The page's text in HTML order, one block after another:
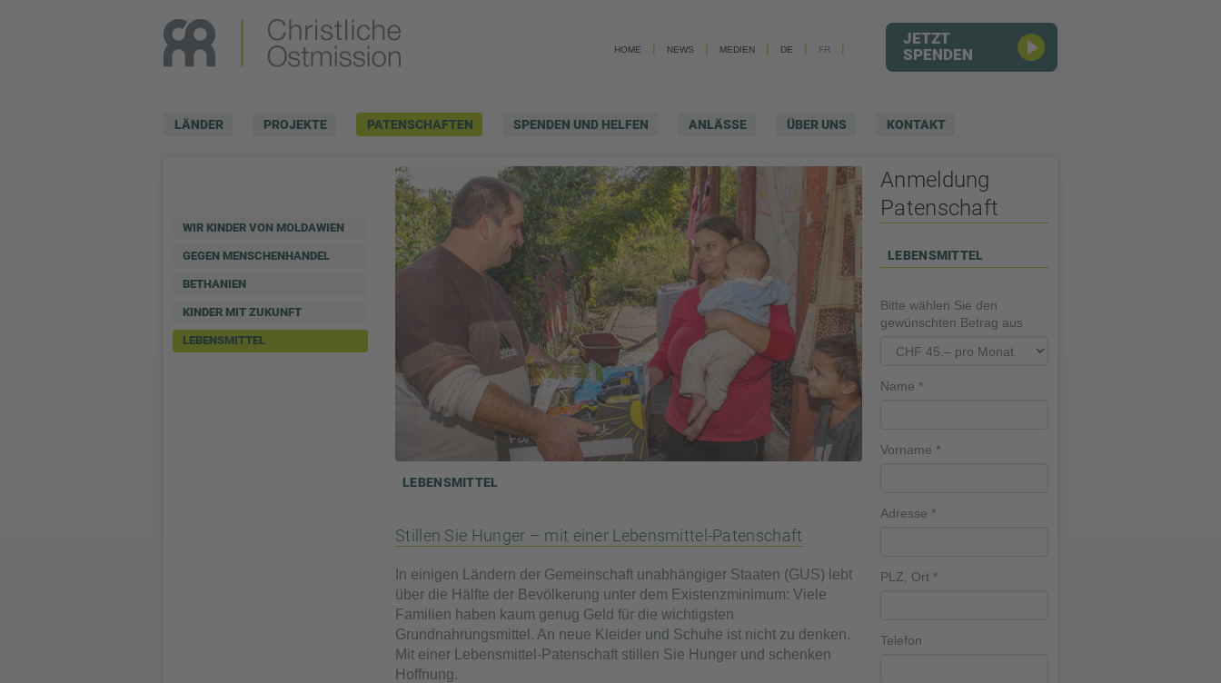
DE | FR |
HOME | NEWS | MEDIEN |
JETZT
SPENDEN
LÄNDER PROJEKTE PATENSCHAFTEN SPENDEN UND HELFEN ANLÄSSE ÜBER UNS KONTAKT
WIR KINDER VON MOLDAWIEN
GEGEN MENSCHENHANDEL
BETHANIEN
KINDER MIT ZUKUNFT
LEBENSMITTEL
LEBENSMITTEL
Stillen Sie Hunger – mit einer Lebensmittel-Patenschaft
In einigen Ländern der Gemeinschaft unabhängiger Staaten (GUS) lebt
über die Hälfte der Bevölkerung unter dem Existenzminimum: Viele
Familien haben kaum genug Geld für die wichtigsten
Grundnahrungsmittel. An neue Kleider und Schuhe ist nicht zu denken.
Mit einer Lebensmittel-Patenschaft stillen Sie Hunger und schenken
Hoffnung.
Anmeldung
Patenschaft
LEBENSMITTEL
Bitte wählen Sie den
gewünschten Betrag aus
Name *
Vorname *
Adresse *
PLZ, Ort *
Telefon